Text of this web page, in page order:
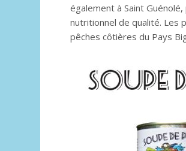
également à Saint
nutritionnel de qualité. Les
pêches côtières du Pays